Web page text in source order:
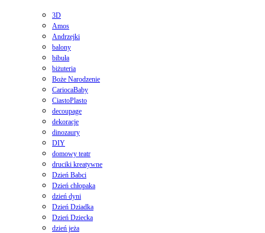
3D
Amos
Andrzejki
balony
bibuła
biżuteria
Boże Narodzenie
CariocaBaby
CiastoPlasto
decoupage
dekoracje
dinozaury
DIY
domowy teatr
druciki kreatywne
Dzień Babci
Dzień chłopaka
dzień dyni
Dzień Dziadka
Dzień Dziecka
dzień jeża